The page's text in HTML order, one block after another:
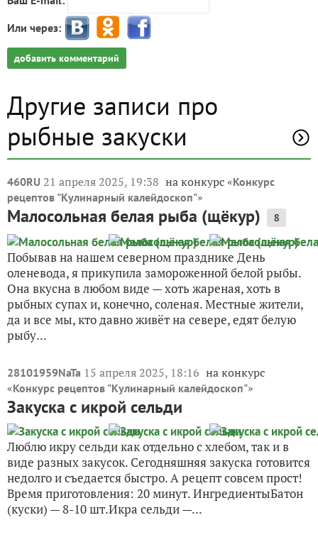
Или через:
добавить комментарий
Другие записи про
рыбные закуски
460RU 21 апреля 2025, 19:38 на конкурс «Конкурс
рецептов "Кулинарный калейдоскоп"»
Малосольная белая рыба (щёкур) 8
Побывав на нашем северном празднике День
оленевода, я прикупила замороженной белой рыбы.
Она вкусна в любом виде — хоть жареная, хоть в
рыбных супах и, конечно, соленая. Местные жители,
да и все мы, кто давно живёт на севере, едят белую
рыбу...
28101959NaTa 15 апреля 2025, 18:16 на конкурс
«Конкурс рецептов "Кулинарный калейдоскоп"»
Закуска с икрой сельди
Люблю икру сельди как отдельно с хлебом, так и в
виде разных закусок. Сегодняшняя закуска готовится
недолго и съедается быстро. А рецепт совсем прост!
Время приготовления: 20 минут. ИнгредиентыБатон
(куски) — 8-10 шт.Икра сельди —...